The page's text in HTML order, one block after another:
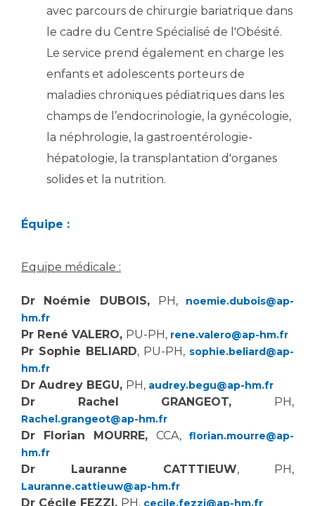
avec parcours de chirurgie bariatrique dans
le cadre du Centre Spécialisé de l'Obésité.
Le service prend également en charge les
enfants et adolescents porteurs de
maladies chroniques pédiatriques dans les
champs de l’endocrinologie, la gynécologie,
la néphrologie, la gastroentérologie-
hépatologie, la transplantation d'organes
solides et la nutrition.
Équipe :
Equipe médicale :
Dr Noémie DUBOIS, PH, noemie.dubois@ap-
hm.fr
Pr René VALERO, PU-PH, rene.valero@ap-hm.fr
Pr Sophie BELIARD, PU-PH, sophie.beliard@ap-
hm.fr
Dr Audrey BEGU, PH, audrey.begu@ap-hm.fr
Dr Rachel GRANGEOT, PH,
Rachel.grangeot@ap-hm.fr
Dr Florian MOURRE, CCA, florian.mourre@ap-
hm.fr
Dr Lauranne CATTTIEUW, PH,
Lauranne.cattieuw@ap-hm.fr
Dr Cécile FEZZI, PH,